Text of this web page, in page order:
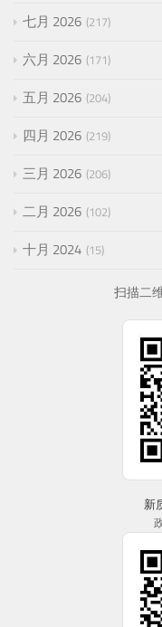
七月 2026 217
六月 2026 171
五月 2026 204
四月 2026 219
三月 2026 206
二月 2026 102
十月 2024 15
扫描二
新